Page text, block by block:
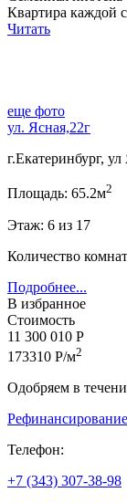
Квартира каждой
Читать
еще фото
ул. Ясная,22г
г.Екатеринбург,
Площадь: 65.2м2
Этаж: 6 из 17
Количество
Подробнее...
В избранное
Стоимость
11 300 010 Р
173310 Р/м2
Одобряем в
Телефон:
+7 (343) 307-38-98